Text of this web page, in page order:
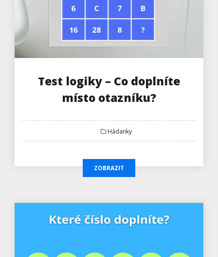
Test logiky – Co doplníte
místo otazníku?
Hádanky
ZOBRAZIT